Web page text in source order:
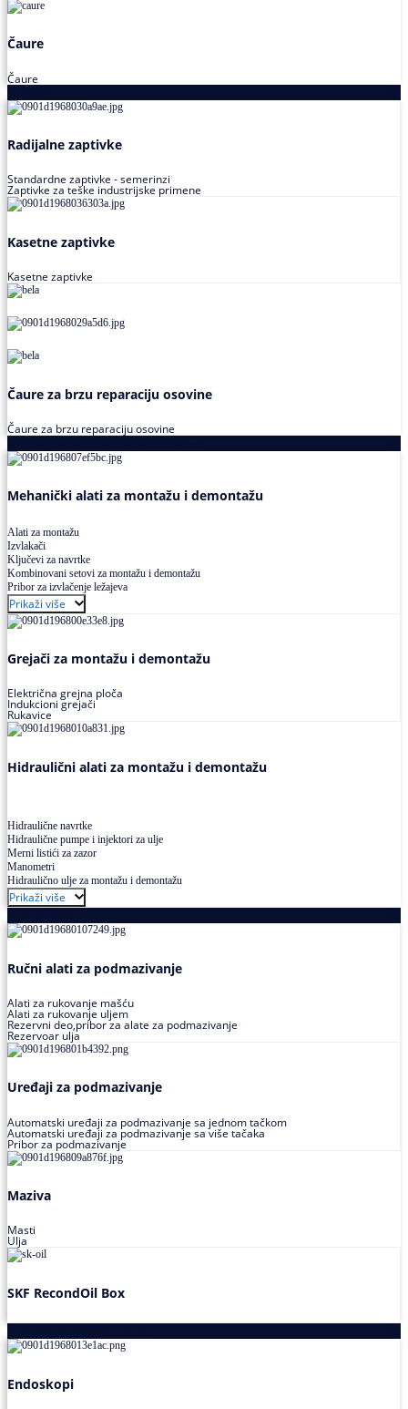
Čaure
Čaure
Radijalne zaptivke
Standardne zaptivke - semerinzi
Zaptivke za teške industrijske primene
Kasetne zaptivke
Kasetne zaptivke
Čaure za brzu reparaciju osovine
Čaure za brzu reparaciju osovine
Mehanički alati za montažu i demontažu
Alati za montažu
Izvlakači
Ključevi za navrtke
Kombinovani setovi za montažu i demontažu
Pribor za izvlačenje ležajeva
Prikaži više
Grejači za montažu i demontažu
Električna grejna ploča
Indukcioni grejači
Rukavice
Hidraulični alati za montažu i demontažu
Hidraulične navrtke
Hidraulične pumpe i injektori za ulje
Merni listići za zazor
Manometri
Hidraulično ulje za montažu i demontažu
Prikaži više
Ručni alati za podmazivanje
Alati za rukovanje mašću
Alati za rukovanje uljem
Rezervni deo,pribor za alate za podmazivanje
Rezervoar ulja
Uređaji za podmazivanje
Automatski uređaji za podmazivanje sa jednom tačkom
Automatski uređaji za podmazivanje sa više tačaka
Pribor za podmazivanje
Maziva
Masti
Ulja
SKF RecondOil Box
Endoskopi